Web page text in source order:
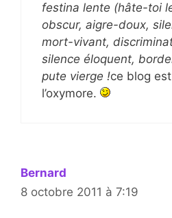
festina lente (hâte-toi
obscur, aigre-doux,
mort-vivant,
silence éloquent,
pute vierge !ce blog
l’oxymore.
Bernard
8 octobre 2011 à 7:19